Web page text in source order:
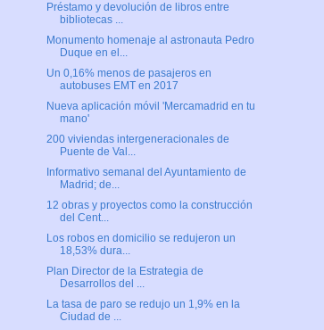
Préstamo y devolución de libros entre
bibliotecas ...
Monumento homenaje al astronauta Pedro
Duque en el...
Un 0,16% menos de pasajeros en
autobuses EMT en 2017
Nueva aplicación móvil 'Mercamadrid en tu
mano'
200 viviendas intergeneracionales de
Puente de Val...
Informativo semanal del Ayuntamiento de
Madrid; de...
12 obras y proyectos como la construcción
del Cent...
Los robos en domicilio se redujeron un
18,53% dura...
Plan Director de la Estrategia de
Desarrollos del ...
La tasa de paro se redujo un 1,9% en la
Ciudad de ...